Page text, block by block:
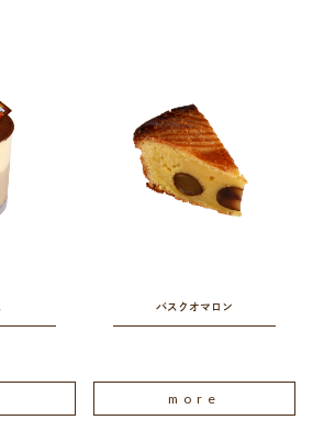
バスクオマロン
more